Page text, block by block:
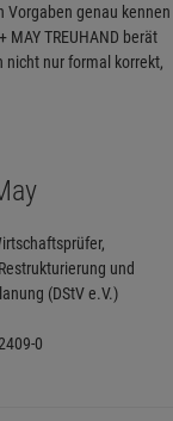
Vorgaben genau kennen
TREUHAND berät
nicht nur formal korrekt,
und
(DStV e.V.)
0